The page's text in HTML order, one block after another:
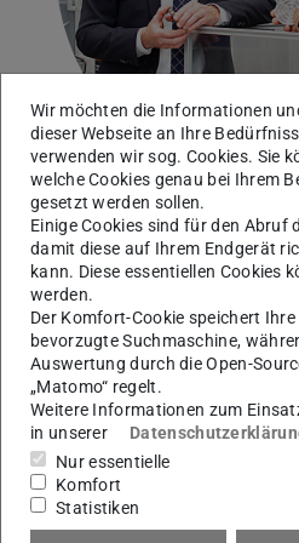
Ihre PTW Institutsleitung
Prof. Dr.-Ing. Joachim
Jahresbericht
Wir haben unseren
im neuen Format veröffentlicht.
Jahresbericht finden Sie
hier.
Wir möchten die Informationen
dieser Webseite an Ihre
verwenden wir sog. Cookies. Sie
welche Cookies genau bei Ihrem
gesetzt werden sollen.
Einige Cookies sind für den Abruf
damit diese auf Ihrem Endgerät
kann. Diese essentiellen Cookies
werden.
Der Komfort-Cookie speichert
bevorzugte Suchmaschine,
Auswertung durch die Open-
„Matomo“ regelt.
Weitere Informationen zum
in unserer
Nur essentielle
Komfort
Statistiken